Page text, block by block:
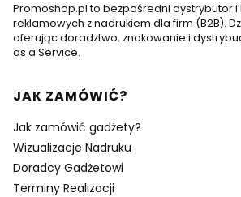
Promoshop.pl to bezpośredni dystrybutor
reklamowych z nadrukiem dla firm (B2B).
oferując doradztwo, znakowanie i
as a Service.
Linki w stopce
JAK ZAMÓWIĆ?
Jak zamówić gadżety?
Wizualizacje Nadruku
Doradcy Gadżetowi
Terminy Realizacji